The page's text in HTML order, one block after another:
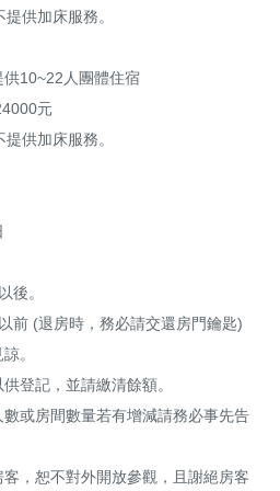
供加床服務。
10~22人團體住宿
元
供加床服務。
後。
前 (退房時，務必請交還房門鑰匙)
。
登記，並請繳清餘額。
或房間數量若有增減請務必事先告
，恕不對外開放參觀，且謝絕房客